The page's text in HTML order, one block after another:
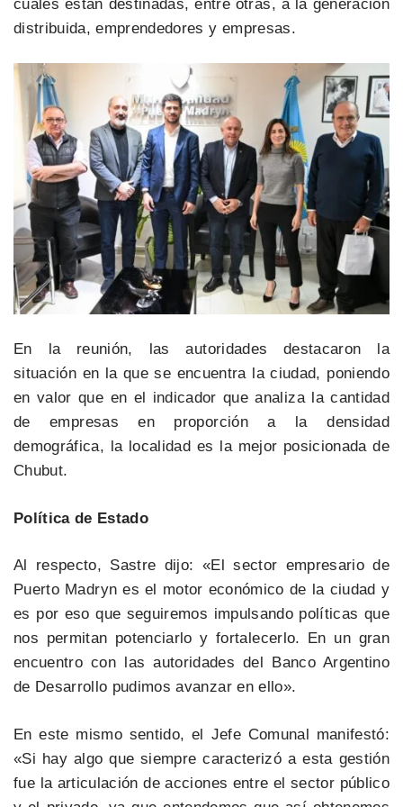
cuales están destinadas, entre otras, a la generación
distribuida, emprendedores y empresas.
En la reunión, las autoridades destacaron la
situación en la que se encuentra la ciudad, poniendo
en valor que en el indicador que analiza la cantidad
de empresas en proporción a la densidad
demográfica, la localidad es la mejor posicionada de
Chubut.
Política de Estado
Al respecto, Sastre dijo: «El sector empresario de
Puerto Madryn es el motor económico de la ciudad y
es por eso que seguiremos impulsando políticas que
nos permitan potenciarlo y fortalecerlo. En un gran
encuentro con las autoridades del Banco Argentino
de Desarrollo pudimos avanzar en ello».
En este mismo sentido, el Jefe Comunal manifestó:
«Si hay algo que siempre caracterizó a esta gestión
fue la articulación de acciones entre el sector público